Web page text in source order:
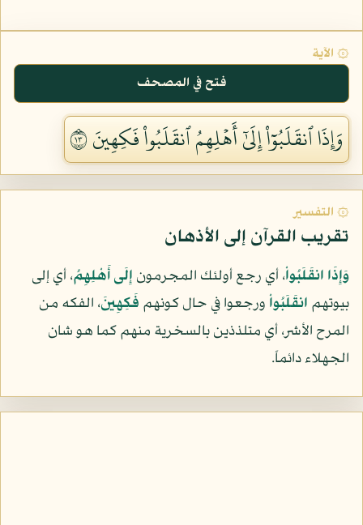
۞ الآية
فتح في المصحف
وَإِذَا ٱنقَلَبُوٓاْ إِلَىٰٓ أَهۡلِهِمُ ٱنقَلَبُواْ فَكِهِينَ ٣١
۞ التفسير
تقريب القرآن إلى الأذهان
وَإِذَا انقَلَبُواْ، أي رجع أولئك المجرمون إِلَى أَهْلِهِمُ، أي إلى
بيوتهم انقَلَبُواْ ورجعوا في حال كونهم فَكِهِينَ، الفكه من
المرح الأشر، أي متلذذين بالسخرية منهم كما هو شان
الجهلاء دائماً.